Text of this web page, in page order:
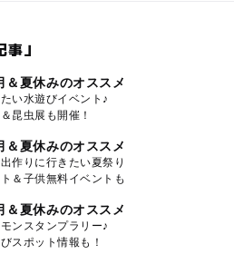
」
＆夏休みのオススメ
い水遊びイベント♪
昆虫展も開催！
＆夏休みのオススメ
作りに行きたい夏祭り
＆子供無料イベントも
＆夏休みのオススメ
ンスタンプラリー♪
スポット情報も！